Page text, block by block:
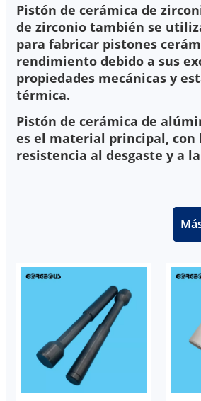
Pistón de cerámica de
de zirconio también se
para fabricar pistones
rendimiento debido a sus
propiedades mecánicas y
térmica.
Pistón de cerámica de
es el material principal, con
resistencia al desgaste y a